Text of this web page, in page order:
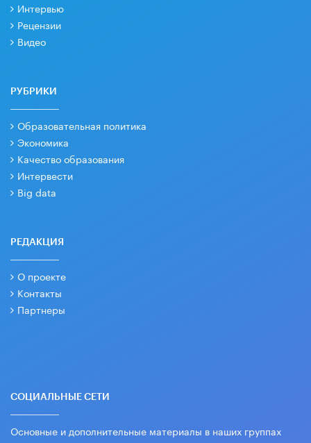
Интервью
Рецензии
Видео
РУБРИКИ
Образовательная политика
Экономика
Качество образования
Интервести
Big data
РЕДАКЦИЯ
О проекте
Контакты
Партнеры
СОЦИАЛЬНЫЕ СЕТИ
Основные и дополнительные материалы в наших группах